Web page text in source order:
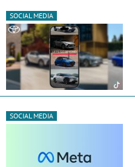
SOCIAL MEDIA
SOCIAL MEDIA